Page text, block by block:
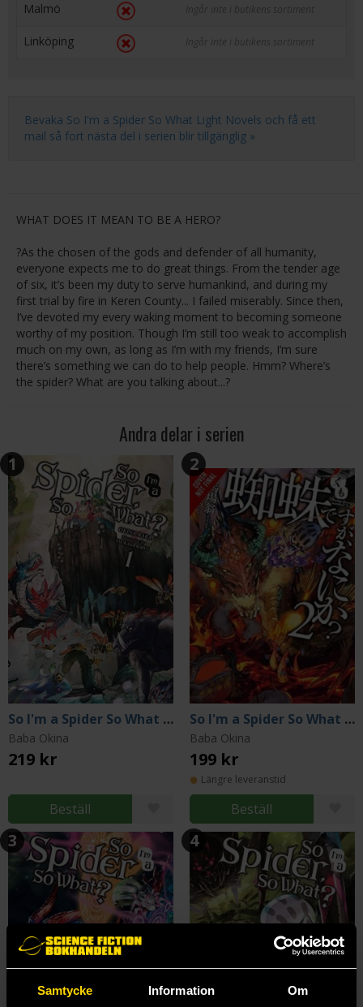
Samtycke Information Om
Malmö Ingår inte i butikens sortiment
Linköping Ingår inte i butikens sortiment
Bevaka So I'm a Spider So What Light Novels och få ett
mail så fort nästa del i serien blir tillgänglig »
WHAT DOES IT MEAN TO BE A HERO?
?As the chosen of the gods and defender of all humanity,
everyone expects me to do great things. From the tender age
of six, it’s been my duty to serve humankind, and during my
first trial by fire in Keren County... I failed miserably. Since then,
I’ve devoted my every waking moment to becoming someone
worthy of my position. Though I’m still too weak to accomplish
much on my own, as long as I’m with my friends, I’m sure
there’s something we can do to help people. Hmm? Where’s
the spider? What are you talking about...?
Andra delar i serien
1
So I'm a Spider So What Light Novel 1
Baba Okina
219 kr
Beställ
2
So I'm a Spider So What Light Novel 2
Baba Okina
199 kr
Längre leveranstid
Beställ
3 4